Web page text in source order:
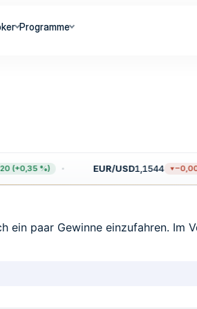
Programme
(+0,35 %) EUR/USD1,1544
ein paar Gewinne einzufahren. Im